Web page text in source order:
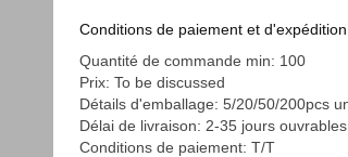
Conditions de paiement et d'expédition
Quantité de commande min: 100
Prix: To be discussed
Détails d'emballage: 5/20/50/200pcs
Délai de livraison: 2-35 jours ouvrables
Conditions de paiement: T/T